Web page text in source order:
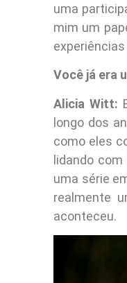
uma
mim um
Você já era
Alicia Witt:
longo dos
como eles
lidando
uma série
realmente
aconteceu.